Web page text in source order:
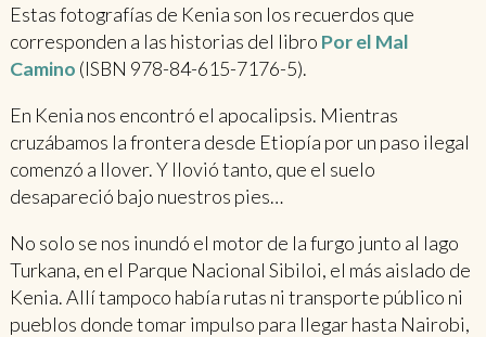
Estas fotografías de Kenia son los recuerdos que
corresponden a las historias del libro Por el Mal
Camino (ISBN 978-84-615-7176-5).
En Kenia nos encontró el apocalipsis. Mientras
cruzábamos la frontera desde Etiopía por un paso ilegal
comenzó a llover. Y llovió tanto, que el suelo
desapareció bajo nuestros pies…
No solo se nos inundó el motor de la furgo junto al lago
Turkana, en el Parque Nacional Sibiloi, el más aislado de
Kenia. Allí tampoco había rutas ni transporte público ni
pueblos donde tomar impulso para llegar hasta Nairobi,